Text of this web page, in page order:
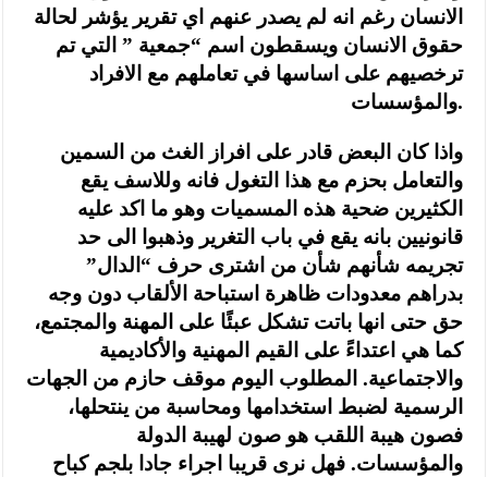
الانسان رغم انه لم يصدر عنهم اي تقرير يؤشر لحالة
حقوق الانسان ويسقطون اسم “جمعية ” التي تم
ترخصيهم على اساسها في تعاملهم مع الافراد
والمؤسسات.
واذا كان البعض قادر على افراز الغث من السمين
والتعامل بحزم مع هذا التغول فانه وللاسف يقع
الكثيرين ضحية هذه المسميات وهو ما اكد عليه
قانونيين بانه يقع في باب التغرير وذهبوا الى حد
تجريمه شأنهم شأن من اشترى حرف “الدال”
بدراهم معدودات ظاهرة استباحة الألقاب دون وجه
حق حتى انها باتت تشكل عبئًا على المهنة والمجتمع،
كما هي اعتداءً على القيم المهنية والأكاديمية
والاجتماعية. المطلوب اليوم موقف حازم من الجهات
الرسمية لضبط استخدامها ومحاسبة من ينتحلها،
فصون هيبة اللقب هو صون لهيبة الدولة
والمؤسسات. فهل نرى قريبا اجراء جادا بلجم كباح